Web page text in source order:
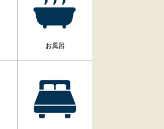
お風呂